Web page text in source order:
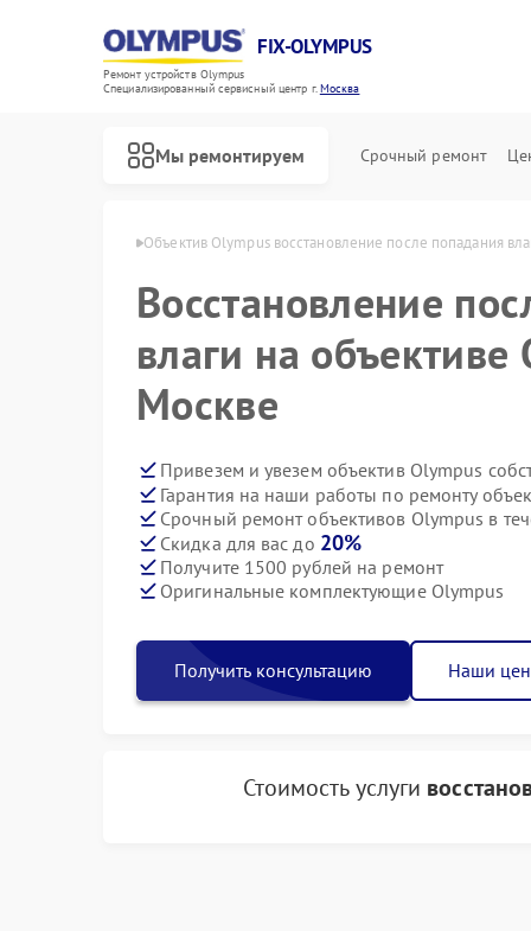
FIX-OLYMPUS
Ремонт устройств Olympus
Специализированный cервисный центр г.Москва
Мы ремонтируем Срочный ремонт
Olympus в Москве Объектив Olympus восстановление после попадания
Восстановление
влаги на объективе
Москве
Привезем и увезем объектив Olympus
Гарантия на наши работы по ремонту
Срочный ремонт объективов Olympus в
Скидка для вас до 20%
Получите 1500 рублей на ремонт
Оригинальные комплектующие Olympus
Получить консультацию Наши
Стоимость услуги